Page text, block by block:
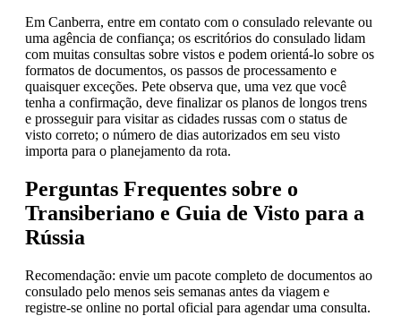
Em Canberra, entre em contato com o consulado relevante ou
uma agência de confiança; os escritórios do consulado lidam
com muitas consultas sobre vistos e podem orientá-lo sobre os
formatos de documentos, os passos de processamento e
quaisquer exceções. Pete observa que, uma vez que você
tenha a confirmação, deve finalizar os planos de longos trens
e prosseguir para visitar as cidades russas com o status de
visto correto; o número de dias autorizados em seu visto
importa para o planejamento da rota.
Perguntas Frequentes sobre o
Transiberiano e Guia de Visto para a
Rússia
Recomendação: envie um pacote completo de documentos ao
consulado pelo menos seis semanas antes da viagem e
registre-se online no portal oficial para agendar uma consulta.